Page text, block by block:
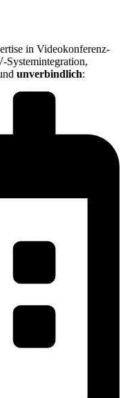
in Videokonferenz-
Systemintegration,
unverbindlich: